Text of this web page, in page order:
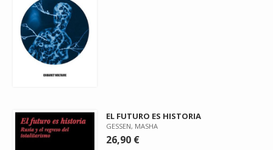
EL FUTURO ES HISTORIA
GESSEN, MASHA
26,90 €